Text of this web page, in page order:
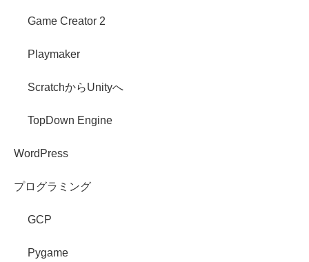
Game Creator 2
Playmaker
ScratchからUnityへ
TopDown Engine
WordPress
プログラミング
GCP
Pygame